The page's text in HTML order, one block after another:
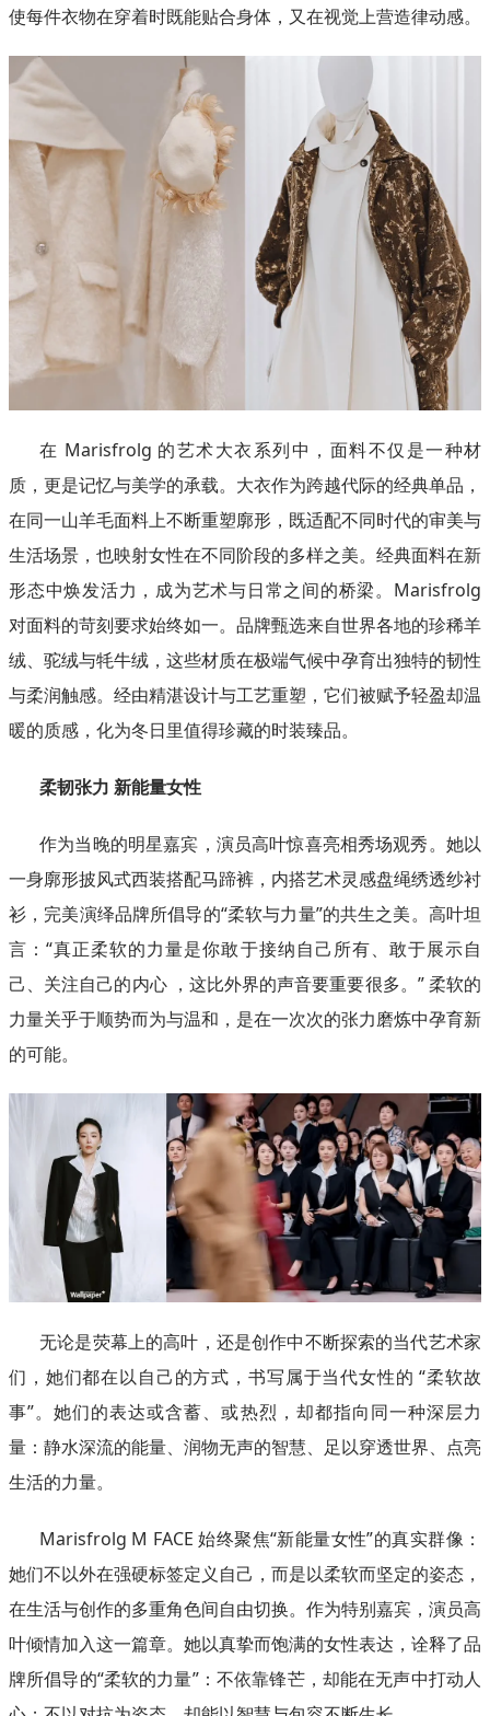
使每件衣物在穿着时既能贴合身体，又在视觉上营造律动感。
在 Marisfrolg 的艺术大衣系列中，面料不仅是一种材
质，更是记忆与美学的承载。大衣作为跨越代际的经典单品，
在同一山羊毛面料上不断重塑廓形，既适配不同时代的审美与
生活场景，也映射女性在不同阶段的多样之美。经典面料在新
形态中焕发活力，成为艺术与日常之间的桥梁。Marisfrolg
对面料的苛刻要求始终如一。品牌甄选来自世界各地的珍稀羊
绒、驼绒与牦牛绒，这些材质在极端气候中孕育出独特的韧性
与柔润触感。经由精湛设计与工艺重塑，它们被赋予轻盈却温
暖的质感，化为冬日里值得珍藏的时装臻品。
柔韧张力 新能量女性
作为当晚的明星嘉宾，演员高叶惊喜亮相秀场观秀。她以
一身廓形披风式西装搭配马蹄裤，内搭艺术灵感盘绳绣透纱衬
衫，完美演绎品牌所倡导的“柔软与力量”的共生之美。高叶坦
言：“真正柔软的力量是你敢于接纳自己所有、敢于展示自
己、关注自己的内心 ，这比外界的声音要重要很多。” 柔软的
力量关乎于顺势而为与温和，是在一次次的张力磨炼中孕育新
的可能。
无论是荧幕上的高叶，还是创作中不断探索的当代艺术家
们，她们都在以自己的方式，书写属于当代女性的 “柔软故
事”。她们的表达或含蓄、或热烈，却都指向同一种深层力
量：静水深流的能量、润物无声的智慧、足以穿透世界、点亮
生活的力量。
Marisfrolg M FACE 始终聚焦“新能量女性”的真实群像：
她们不以外在强硬标签定义自己，而是以柔软而坚定的姿态，
在生活与创作的多重角色间自由切换。作为特别嘉宾，演员高
叶倾情加入这一篇章。她以真挚而饱满的女性表达，诠释了品
牌所倡导的“柔软的力量”：不依靠锋芒，却能在无声中打动人